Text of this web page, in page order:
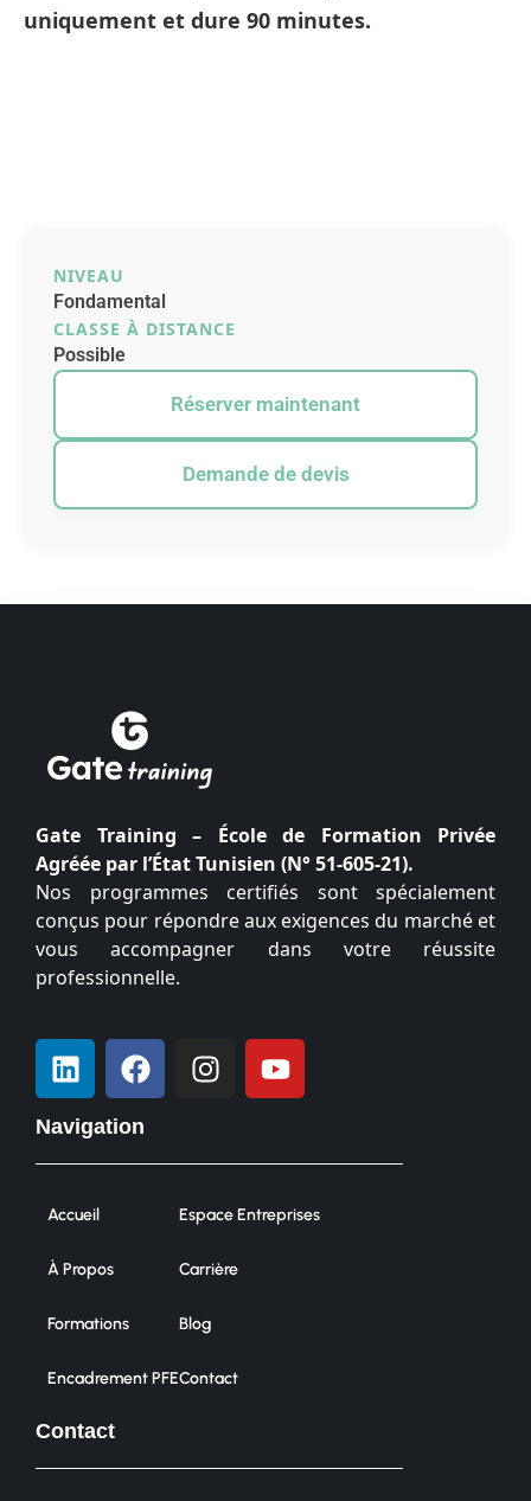
uniquement et dure 90 minutes.
NIVEAU
Fondamental
CLASSE À DISTANCE
Possible
Réserver maintenant
Demande de devis
Gate Training – École de Formation Privée
Agréée par l’État Tunisien (N° 51-605-21).
Nos programmes certifiés sont spécialement
conçus pour répondre aux exigences du marché et
vous accompagner dans votre réussite
professionnelle.
Navigation
Accueil
À Propos
Formations
Encadrement PFE
Espace Entreprises
Carrière
Blog
Contact
Contact